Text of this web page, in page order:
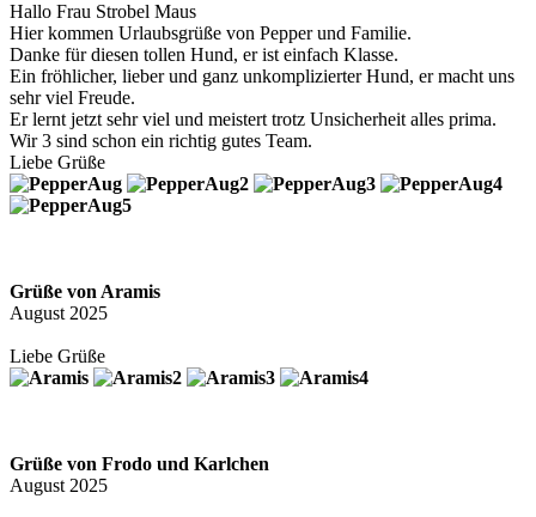
Hallo Frau Strobel Maus
Hier kommen Urlaubsgrüße von Pepper und Familie.
Danke für diesen tollen Hund, er ist einfach Klasse.
Ein fröhlicher, lieber und ganz unkomplizierter Hund, er macht uns
sehr viel Freude.
Er lernt jetzt sehr viel und meistert trotz Unsicherheit alles prima.
Wir 3 sind schon ein richtig gutes Team.
Liebe Grüße
Grüße von Aramis
August 2025
Liebe Grüße
Grüße von Frodo und Karlchen
August 2025